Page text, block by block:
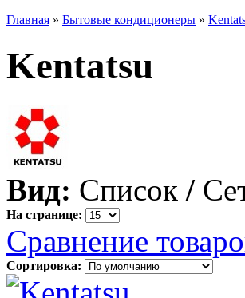
Главная » Бытовые кондиционеры »
Kentatsu
Вид: Список /
На странице:
Сравнение
Сортировка: